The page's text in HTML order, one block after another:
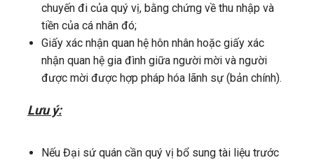
chuyến đi của quý vị, bằng chứng về thu nhập và
tiền của cá nhân đó;
Giấy xác nhận quan hệ hôn nhân hoặc giấy xác
nhận quan hệ gia đình giữa người mời và người
được mời được hợp pháp hóa lãnh sự (bản chính).
Lưu ý:
Nếu Đại sứ quán cần quý vị bổ sung tài liệu trước